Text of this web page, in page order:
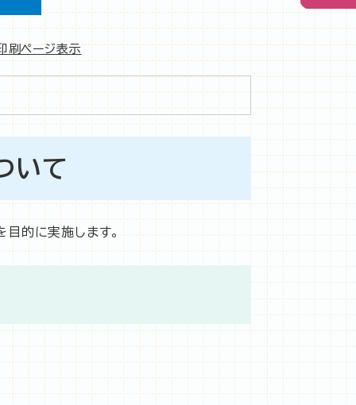
刷ページ表示
いて
的に実施します。